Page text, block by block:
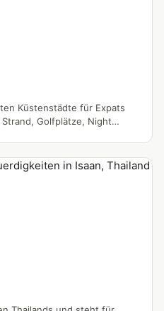
Küstenstädte für Expats
Golfplätze, Night